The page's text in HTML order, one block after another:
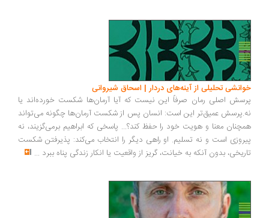
تحلیلی از آینه‌های دردار | اسحاق شیروانی
اصلی رمان صرفاً این نیست که آیا آرمان‌ها شکست خورده‌اند یا
عمیق‌تر این است: انسان پس از شکست آرمان‌ها چگونه می‌تواند
معنا و هویت خود را حفظ کند؟... پاسخی که ابراهیم برمی‌گزیند، نه
است و نه تسلیم. او راهی دیگر را انتخاب می‌کند: پذیرفتن شکست
بدون آنکه به خیانت، گریز از واقعیت یا انکار زندگی پناه ببرد...